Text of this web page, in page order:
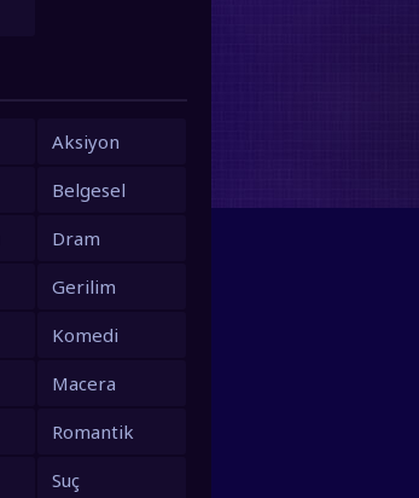
Aksiyon
Belgesel
Dram
Gerilim
Komedi
Macera
Romantik
Suç